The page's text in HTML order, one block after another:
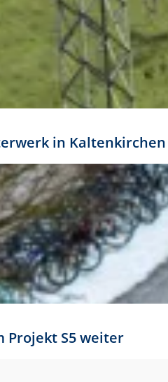
in Kaltenkirchen
Projekt S5 weiter